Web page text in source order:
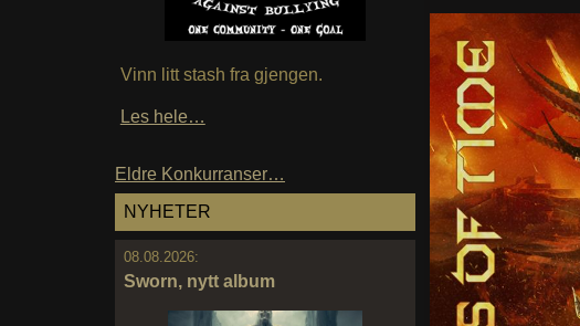
Vinn litt stash fra gjengen.
Les hele…
Eldre Konkurranser…
NYHETER
08.08.2026:
Sworn, nytt album